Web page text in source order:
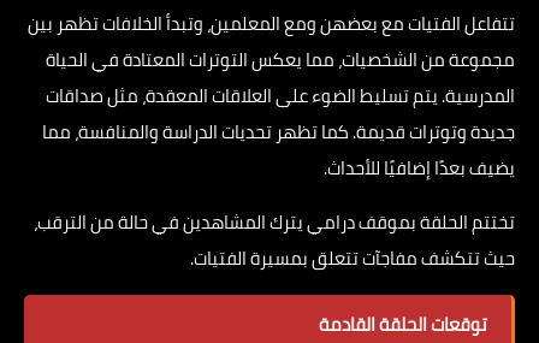
تتفاعل الفتيات مع بعضهن ومع المعلمين، وتبدأ الخلافات تظهر بين
مجموعة من الشخصيات، مما يعكس التوترات المعتادة في الحياة
المدرسية. يتم تسليط الضوء على العلاقات المعقدة، مثل صداقات
جديدة وتوترات قديمة. كما تظهر تحديات الدراسة والمنافسة، مما
يضيف بعدًا إضافيًا للأحداث.
تختتم الحلقة بموقف درامي يترك المشاهدين في حالة من الترقب،
حيث تتكشف مفاجآت تتعلق بمسيرة الفتيات.
توقعات الحلقة القادمة